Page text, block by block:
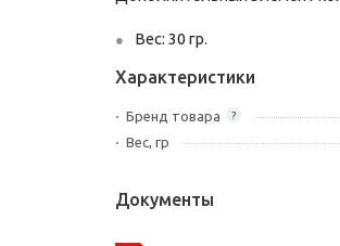
Вес: 30 гр.
Характеристики
?
Бренд товара
Вес, гр
Документы